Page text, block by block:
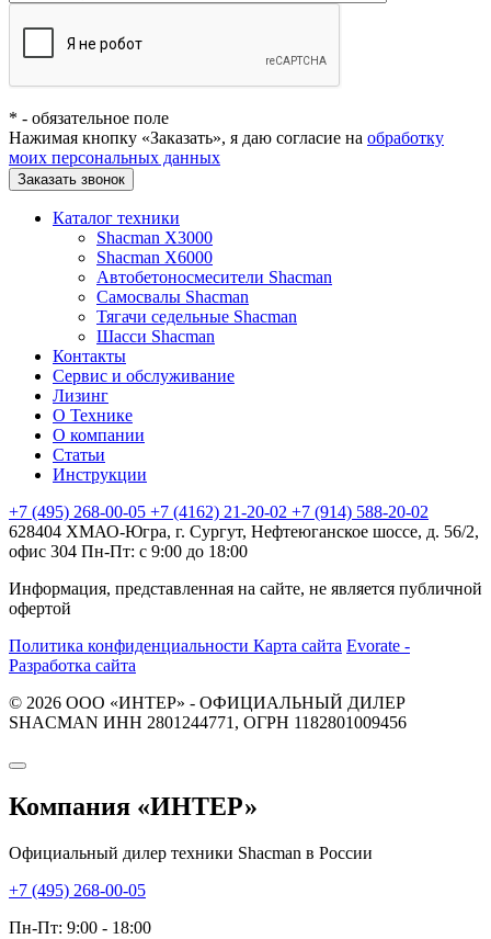
* - обязательное поле
Нажимая кнопку «Заказать», я даю согласие на обработку
моих персональных данных
Заказать звонок
Каталог техники
Shacman X3000
Shacman X6000
Автобетоносмесители Shacman
Самосвалы Shacman
Тягачи седельные Shacman
Шасси Shacman
Контакты
Сервис и обслуживание
Лизинг
О Технике
О компании
Статьи
Инструкции
+7 (495) 268-00-05 +7 (4162) 21-20-02 +7 (914) 588-20-02
628404 ХМАО-Югра, г. Сургут, Нефтеюганское шоссе, д. 56/2,
офис 304 Пн-Пт: с 9:00 до 18:00
Информация, представленная на сайте, не является публичной
офертой
Политика конфиденциальности Карта сайта Evorate -
Разработка сайта
© 2026 ООО «ИНТЕР» - ОФИЦИАЛЬНЫЙ ДИЛЕР
SHACMAN ИНН 2801244771, ОГРН 1182801009456
Компания «ИНТЕР»
Официальный дилер техники Shacman в России
+7 (495) 268-00-05
Пн-Пт: 9:00 - 18:00